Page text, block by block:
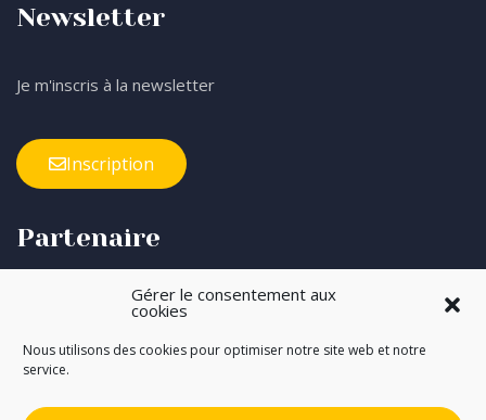
Gérer le consentement aux
cookies
Nous utilisons des cookies pour optimiser notre site web et notre
service.
Newsletter
Je m'inscris à la newsletter
Inscription
Partenaire
Avec le soutien financier de l’ARS des Pays de la Loire